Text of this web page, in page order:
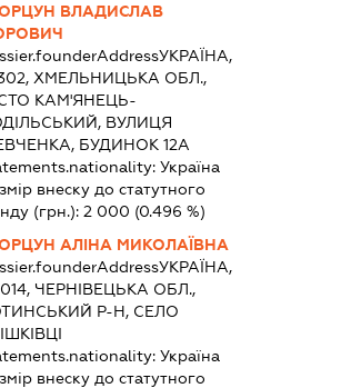
ВЛАДИСЛАВ
УКРАЇНА,
ХМЕЛЬНИЦЬКА ОБЛ.,
КАМ'ЯНЕЦЬ-
ВУЛИЦЯ
БУДИНОК 12А
Україна
внеску до статутного
(грн.): 2 000 (0.496 %)
АЛІНА МИКОЛАЇВНА
УКРАЇНА,
ЧЕРНІВЕЦЬКА ОБЛ.,
Р-Н, СЕЛО
Україна
внеску до статутного